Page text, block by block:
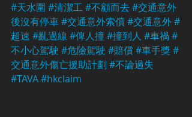
#天水圍 #清潔工#不顧而去#交通意外
後沒有停車#交通意外索償#交通意外#
超速 #亂過線 #俾人撞#撞到人 #車禍 #
不小心駕駛 #危險駕駛 #賠償#車手獎#
交通意外傷亡援助計劃 #不論過失
#TAVA#hkclaim